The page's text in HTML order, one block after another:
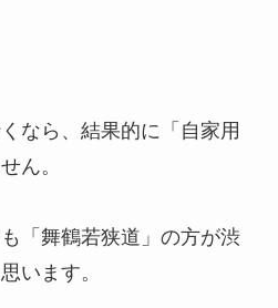
なら、結果的に「自家用
ん。
「舞鶴若狭道」の方が渋
います。